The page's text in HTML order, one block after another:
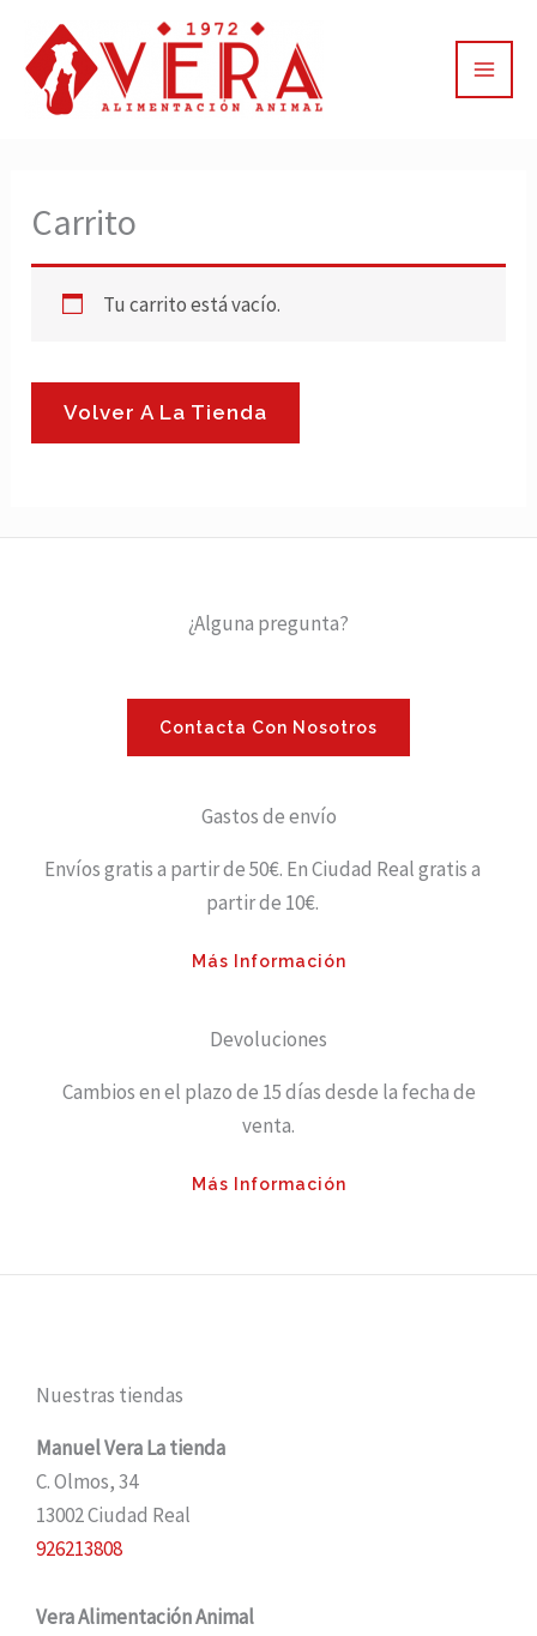
contenido
Carrito
Tu carrito está vacío.
Volver A La Tienda
¿Alguna pregunta?
Contacta Con Nosotros
Gastos de envío
Envíos gratis a partir de 50€. En Ciudad Real gratis a
partir de 10€.
Más Información
Devoluciones
Cambios en el plazo de 15 días desde la fecha de
venta.
Más Información
Nuestras tiendas
Manuel Vera La tienda
C. Olmos, 34
13002 Ciudad Real
926213808
Vera Alimentación Animal